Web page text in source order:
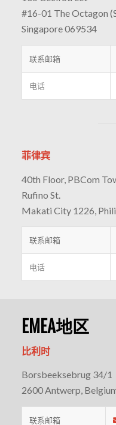
#16-01 The Octagon
Singapore 069534
联系邮箱
电话
菲律宾
40th Floor, PBCom
Rufino St.
Makati City 1226,
联系邮箱
电话
EMEA地区
比利时
Borsbeeksebrug 34/1
2600 Antwerp,
联系邮箱